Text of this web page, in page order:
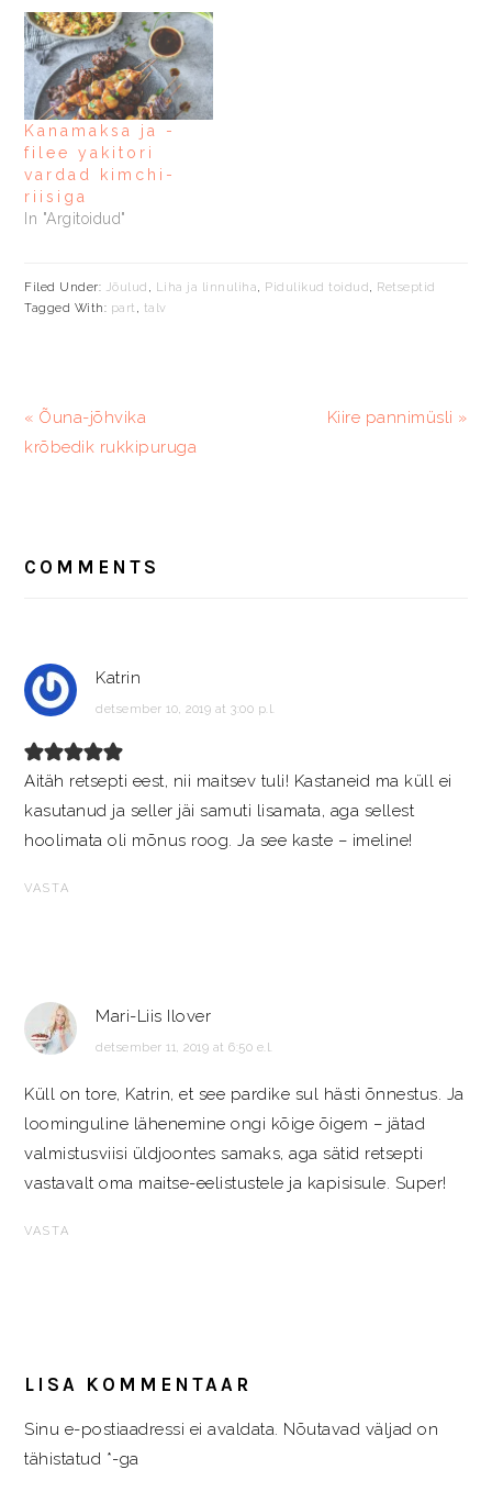
Kanamaksa ja -
filee yakitori
vardad kimchi-
riisiga
In "Argitoidud"
Filed Under: Jõulud , Liha ja linnuliha, Pidulikud toidud, Retseptid
Tagged With: part , talv
Previous
Post:
« Õuna-jõhvika
krõbedik rukkipuruga
Järgmine
Kiire pannimüsli »
INTERACTIONS
COMMENTS
Katrin
detsember 10, 2019 at 3:00 p.l.
Aitäh retsepti eest, nii maitsev tuli! Kastaneid ma küll ei
kasutanud ja seller jäi samuti lisamata, aga sellest
hoolimata oli mõnus roog. Ja see kaste – imeline!
VASTA
Mari-Liis Ilover
detsember 11, 2019 at 6:50 e.l.
Küll on tore, Katrin, et see pardike sul hästi õnnestus. Ja
loominguline lähenemine ongi kõige õigem – jätad
valmistusviisi üldjoontes samaks, aga sätid retsepti
vastavalt oma maitse-eelistustele ja kapisisule. Super!
VASTA
LISA KOMMENTAAR
Sinu e-postiaadressi ei avaldata. Nõutavad väljad on
tähistatud *-ga